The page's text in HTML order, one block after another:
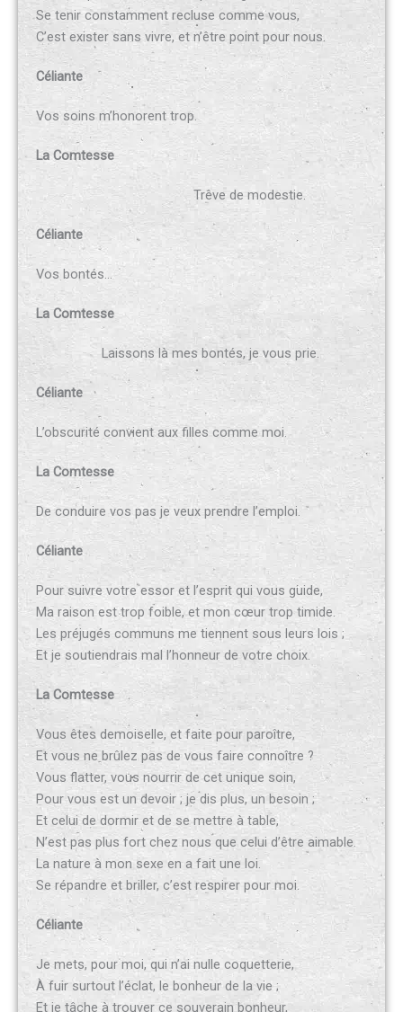
Se tenir constamment recluse comme vous,
C’est exister sans vivre, et n’être point pour nous.
Céliante
Vos soins m’honorent trop.
La Comtesse
Trêve de modestie.
Céliante
Vos bontés…
La Comtesse
Laissons là mes bontés, je vous prie.
Céliante
L’obscurité convient aux filles comme moi.
La Comtesse
De conduire vos pas je veux prendre l’emploi.
Céliante
Pour suivre votre essor et l’esprit qui vous guide,
Ma raison est trop foible, et mon cœur trop timide.
Les préjugés communs me tiennent sous leurs lois ;
Et je soutiendrais mal l’honneur de votre choix.
La Comtesse
Vous êtes demoiselle, et faite pour paroître,
Et vous ne brûlez pas de vous faire connoître ?
Vous flatter, vous nourrir de cet unique soin,
Pour vous est un devoir ; je dis plus, un besoin ;
Et celui de dormir et de se mettre à table,
N’est pas plus fort chez nous que celui d’être aimable.
La nature à mon sexe en a fait une loi.
Se répandre et briller, c’est respirer pour moi.
Céliante
Je mets, pour moi, qui n’ai nulle coquetterie,
À fuir surtout l’éclat, le bonheur de la vie ;
Et je tâche à trouver ce souverain bonheur,